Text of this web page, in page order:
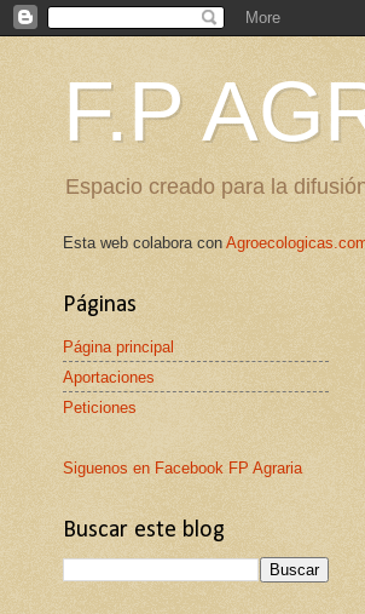
F.P
Espacio creado para la
Esta web colabora con
Páginas
Página principal
Aportaciones
Peticiones
Siguenos en Facebook FP Agraria
Buscar este blog